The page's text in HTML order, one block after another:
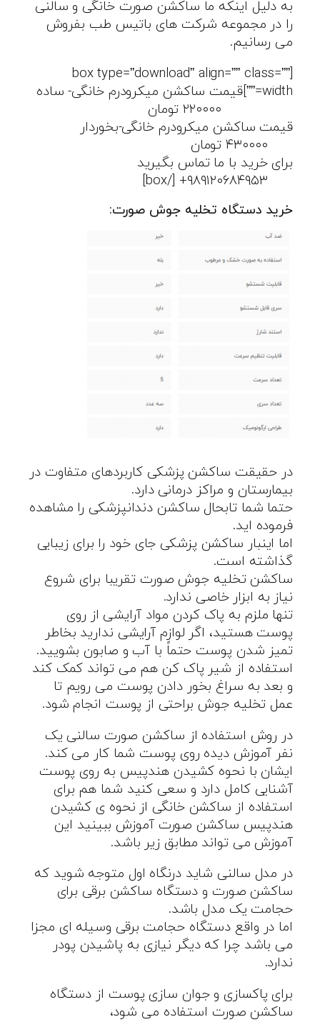
به دلیل اینکه ما ساکشن صورت خانگی و سالنی
را در مجموعه شرکت های باتیس طب بفروش
می رسانیم.
[box type=”download” align=”” class=””
width=””]قیمت ساکشن میکرودرم خانگی- ساده
قیمت ساکشن میکرودرم خانگی-بخوردار
برای خرید با ما تماس بگیرید
خرید دستگاه تخلیه جوش صورت:
در حقیقت ساکشن پزشکی کاربردهای متفاوت در
بیمارستان و مراکز درمانی دارد.
حتما شما تابحال ساکشن دندانپزشکی را مشاهده
فرموده اید.
اما اینبار ساکشن پزشکی جای خود را برای زیبایی
گذاشته است.
ساکشن تخلیه جوش صورت تقریبا برای شروع
نیاز به ابزار خاصی ندارد.
تنها ملزم به پاک کردن مواد آرایشی از روی
پوست هستید، اگر لوازم آرایشی ندارید بخاطر
تمیز شدن پوست حتماً با آب و صابون بشویید.
استفاده از شیر پاک کن هم می تواند کمک کند
و بعد به سراغ بخور دادن پوست می رویم تا
عمل تخلیه جوش براحتی از پوست انجام شود.
در روش استفاده از ساکشن صورت سالنی یک
نفر آموزش دیده روی پوست شما کار می کند.
ایشان با نحوه کشیدن هندپیس به روی پوست
آشنایی کامل دارد و سعی کنید شما هم برای
استفاده از ساکشن خانگی از نحوه ی کشیدن
هندپیس ساکشن صورت آموزش ببینید این
آموزش می تواند مطابق زیر باشد.
در مدل سالنی شاید درنگاه اول متوجه شوید که
ساکشن صورت و دستگاه ساکشن برقی برای
حجامت یک مدل باشد.
اما در واقع دستگاه حجامت برقی وسیله ای مجزا
می باشد چرا که دیگر نیازی به پاشیدن پودر
ندارد.
برای پاکسازی و جوان سازی پوست از دستگاه
ساکشن صورت استفاده می شود،